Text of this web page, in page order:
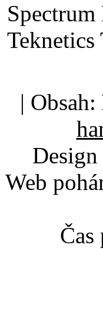
| Obsah:
Web